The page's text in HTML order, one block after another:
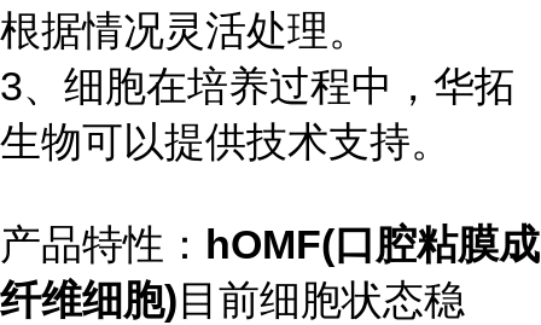
根据情况灵活处理。
3、细胞在培养过程中，华拓
生物可以提供技术支持。
产品特性： hOMF(口腔粘膜成
纤维细胞)目前细胞状态稳